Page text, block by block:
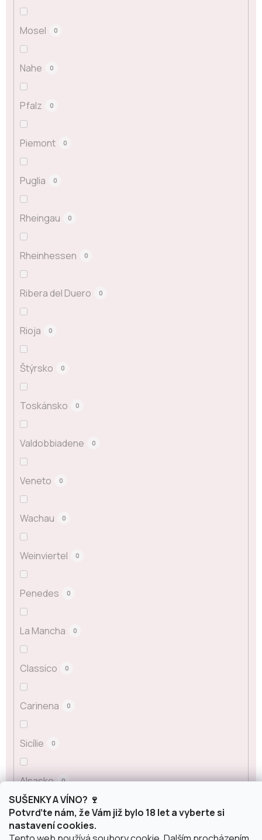
SUŠENKY A VÍNO? 🍷
Potvrďte nám, že Vám již bylo 18 let a vyberte si
nastavení cookies.
Mosel 0
Nahe 0
Pfalz 0
Piemont 0
Puglia 0
Rheingau 0
Rheinhessen 0
Ribera del Duero 0
Rioja 0
Štýrsko 0
Toskánsko 0
Valdobbiadene 0
Veneto 0
Wachau 0
Weinviertel 0
Penedes 0
La Mancha 0
Classico 0
Carinena 0
Sicílie 0
Alsasko 0
Šumivá vína podle původu